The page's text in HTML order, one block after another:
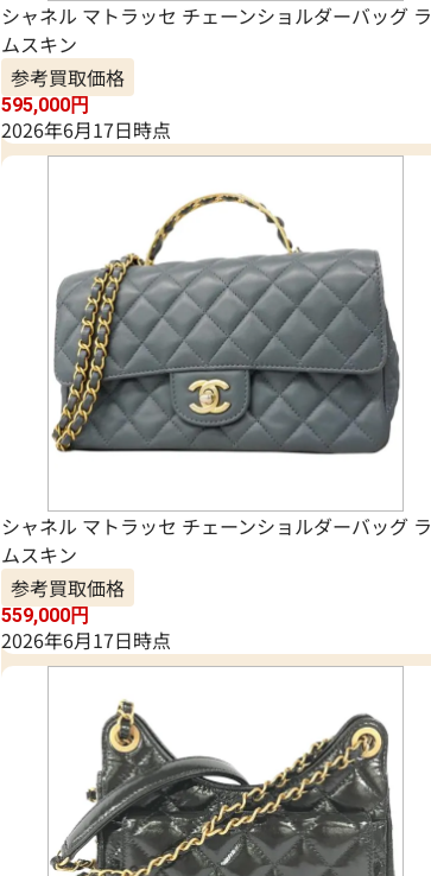
シャネル マトラッセ チェーンショルダーバッグ ラ
ムスキン
参考買取価格
595,000円
2026年6月17日時点
シャネル マトラッセ チェーンショルダーバッグ ラ
ムスキン
参考買取価格
559,000円
2026年6月17日時点